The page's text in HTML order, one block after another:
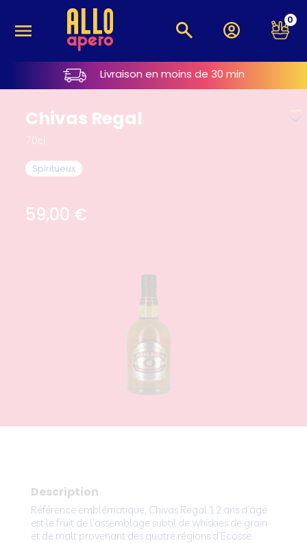
0
Livraison en moins de 30 min
Chivas Regal
70cl
Spiritueux
59,00 €
Description
Référence emblématique, Chivas Regal 12 ans d’âge
est le fruit de l’assemblage subtil de whiskies de grain
et de malt provenant des quatre régions d’Ecosse.